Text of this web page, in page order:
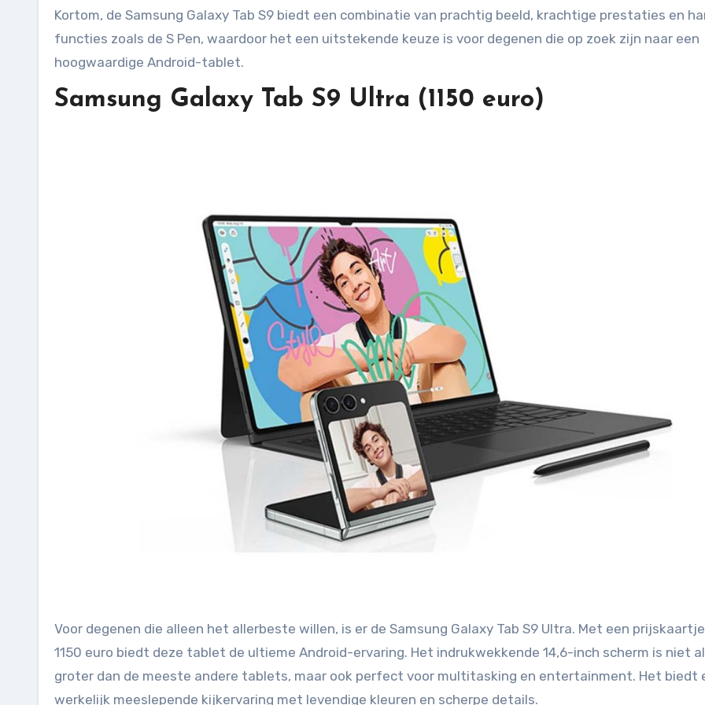
Kortom, de Samsung Galaxy Tab S9 biedt een combinatie van prachtig beeld, krachtige prestaties en
functies zoals de S Pen, waardoor het een uitstekende keuze is voor degenen die op zoek zijn naar een
hoogwaardige Android-tablet.
Samsung Galaxy Tab S9 Ultra (1150 euro)
Voor degenen die alleen het allerbeste willen, is er de Samsung Galaxy Tab S9 Ultra. Met een
1150 euro biedt deze tablet de ultieme Android-ervaring. Het indrukwekkende 14,6-inch scherm is niet
groter dan de meeste andere tablets, maar ook perfect voor multitasking en entertainment. Het biedt
werkelijk meeslepende kijkervaring met levendige kleuren en scherpe details.